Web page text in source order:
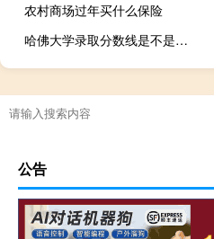
农村商场过年买什么保险
哈佛大学录取分数线是不是很高（哈佛大学录取分）
公告